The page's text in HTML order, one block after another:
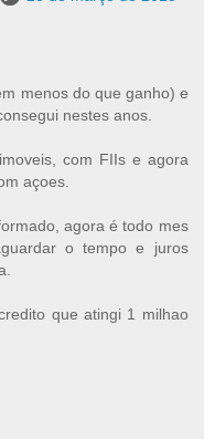
menos do que ganho) e
nestes anos.
com FIIs e agora
açoes.
agora é todo mes
o tempo e juros
que atingi 1 milhao